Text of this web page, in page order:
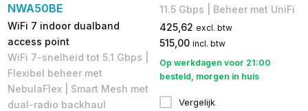
NWA50BE
WiFi 7 indoor dualband
access point
WiFi 7-snelheid tot 5.1 Gbps |
Flexibel beheer met
NebulaFlex | Smart Mesh met
dual-radio backhaul
11.5 Gbps | Beheer met UniFi
425,62 excl. btw
515,00 incl. btw
Op werkdagen voor 21:00
besteld, morgen in huis
Vergelijk